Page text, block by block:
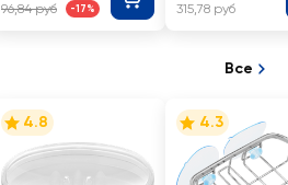
96,84 руб -17% 315,78 руб
Все
4.8 4.3